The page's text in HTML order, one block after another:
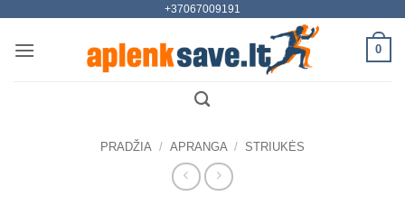
content
+37067009191
0
PRADŽIA / APRANGA / STRIUKĖS